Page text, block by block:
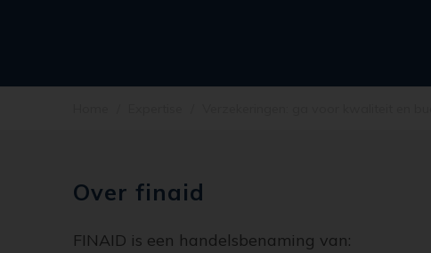
Over finaid
FINAID is een handelsbenaming van: